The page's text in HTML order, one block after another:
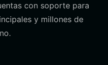
con soporte para
y millones de